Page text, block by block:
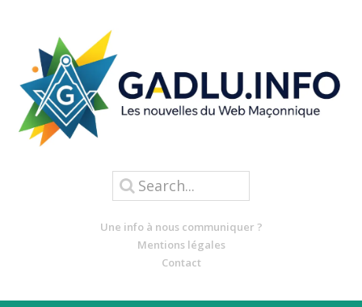
Une info à nous communiquer ?
Mentions légales
Contact